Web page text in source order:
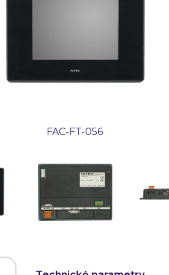
FAC-FT-056